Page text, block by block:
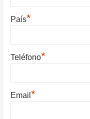
País*
Teléfono*
Email*